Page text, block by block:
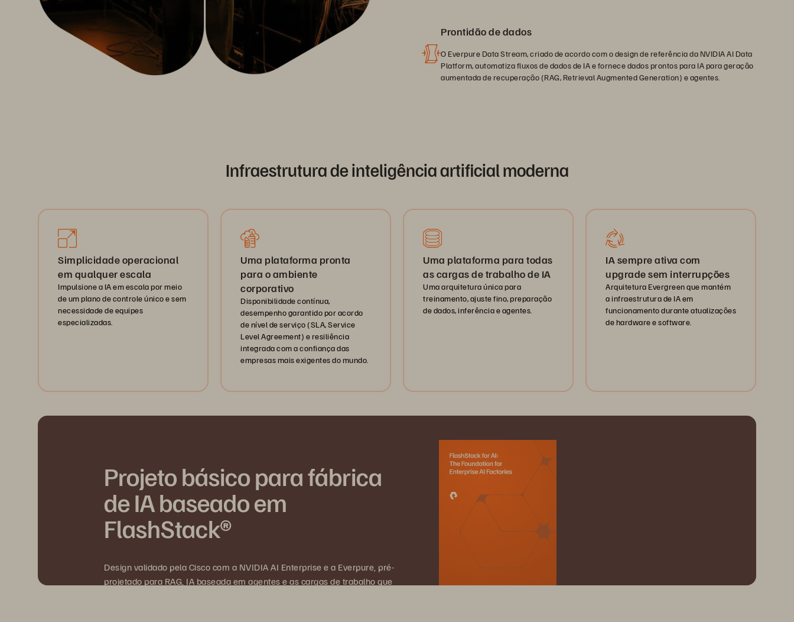
Prontidão de dados
O Everpure Data Stream, criado de acordo com o design de referência da NVIDIA AI Data
Platform, automatiza fluxos de dados de IA e fornece dados prontos para IA para geração
aumentada de recuperação (RAG, Retrieval Augmented Generation) e agentes.
Infraestrutura de inteligência artificial moderna
Simplicidade operacional
em qualquer escala
Impulsione a IA em escala por meio
de um plano de controle único e sem
necessidade de equipes
especializadas.
Uma plataforma pronta
para o ambiente
corporativo
Disponibilidade contínua,
desempenho garantido por acordo
de nível de serviço (SLA, Service
Level Agreement) e resiliência
integrada com a confiança das
empresas mais exigentes do mundo.
Uma plataforma para todas
as cargas de trabalho de IA
Uma arquitetura única para
treinamento, ajuste fino, preparação
de dados, inferência e agentes.
IA sempre ativa com
upgrade sem interrupções
Arquitetura Evergreen que mantém
a infraestrutura de IA em
funcionamento durante atualizações
de hardware e software.
Projeto básico para fábrica
de IA baseado em
FlashStack®
Design validado pela Cisco com a NVIDIA AI Enterprise e a Everpure, pré-
projetado para RAG, IA baseada em agentes e as cargas de trabalho que